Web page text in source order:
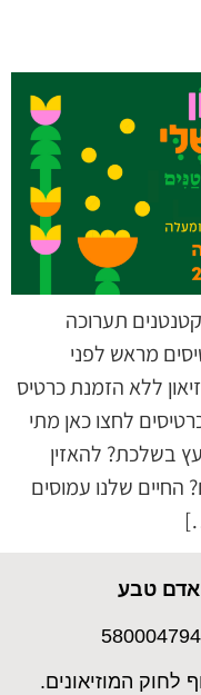
תערוכה
מראש לפני
ללא הזמנת כרטיס
לחצו כאן מתי
בשלכת? להאזין
החיים שלנו עמוסים
אדם טבע
לחוק המוזיאונים.